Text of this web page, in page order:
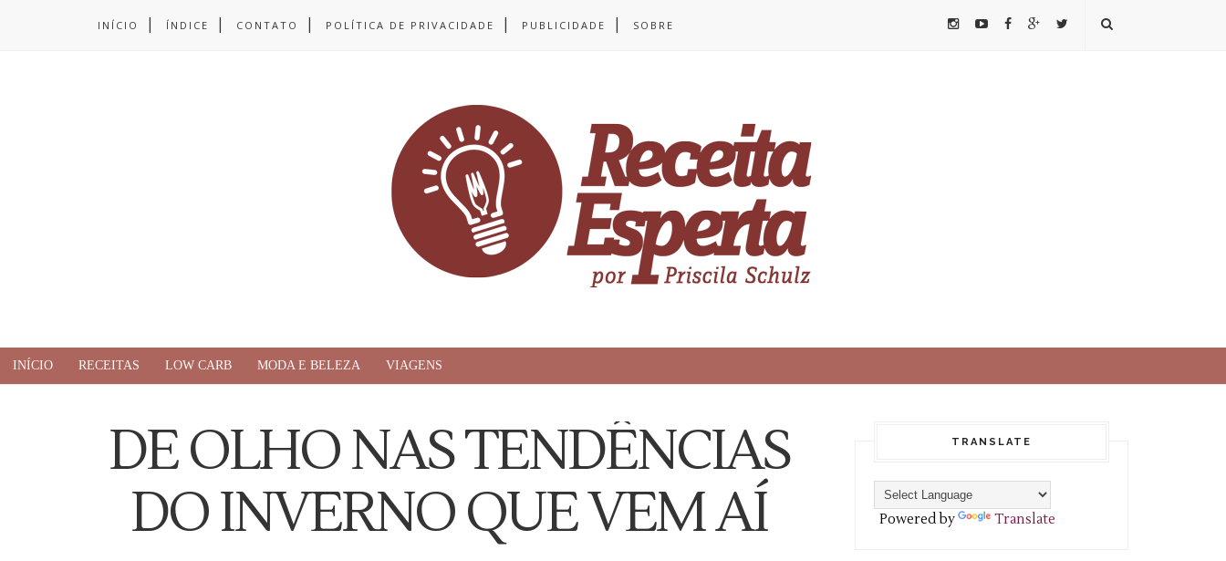
INÍCIO ÍNDICE CONTATO POLÍTICA DE PRIVACIDADE PUBLICIDADE SOBRE
INÍCIO RECEITAS LOW CARB MODA E BELEZA VIAGENS
DE OLHO NAS TENDÊNCIAS
DO INVERNO QUE VEM AÍ
TRANSLATE
Powered by Translate